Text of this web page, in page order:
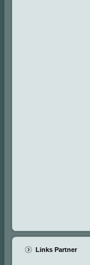
Links Partner